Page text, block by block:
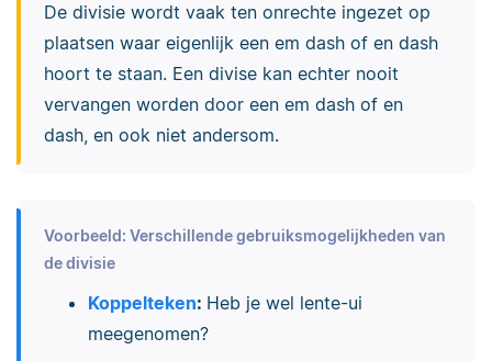
De divisie wordt vaak ten onrechte ingezet op
plaatsen waar eigenlijk een em dash of en dash
hoort te staan. Een divise kan echter nooit
vervangen worden door een em dash of en
dash, en ook niet andersom.
Voorbeeld: Verschillende gebruiksmogelijkheden van
de divisie
Koppelteken: Heb je wel lente-ui
meegenomen?